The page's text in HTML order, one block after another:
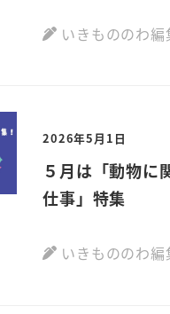
いきもののわ編
2026年5月1日
５月は「動物に
仕事」特集
いきもののわ編